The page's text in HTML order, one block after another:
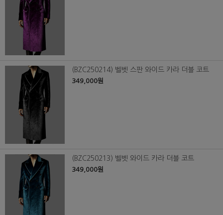
(BZC250214) 벨벳 스판 와이드 카라 더블 코트
349,000원
(BZC250213) 벨벳 와이드 카라 더블 코트
349,000원